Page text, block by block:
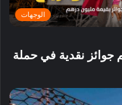
الوجهات
نقدية في حملة